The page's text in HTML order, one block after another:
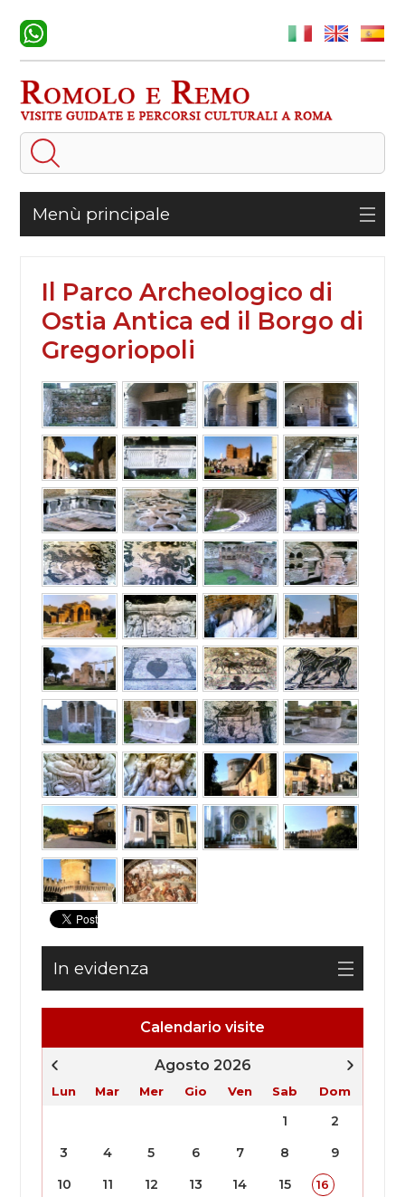
Menù principale
Calendario visite
Agosto 2026
Lun Mar Mer Gio Ven Sab Dom
1
2
3
4 5 6 7 8
9
10
11 12 13 14 15 16
Il Parco Archeologico di
Ostia Antica ed il Borgo di
Gregoriopoli
In evidenza